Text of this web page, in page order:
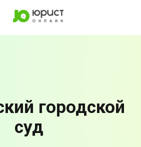
городской
суд